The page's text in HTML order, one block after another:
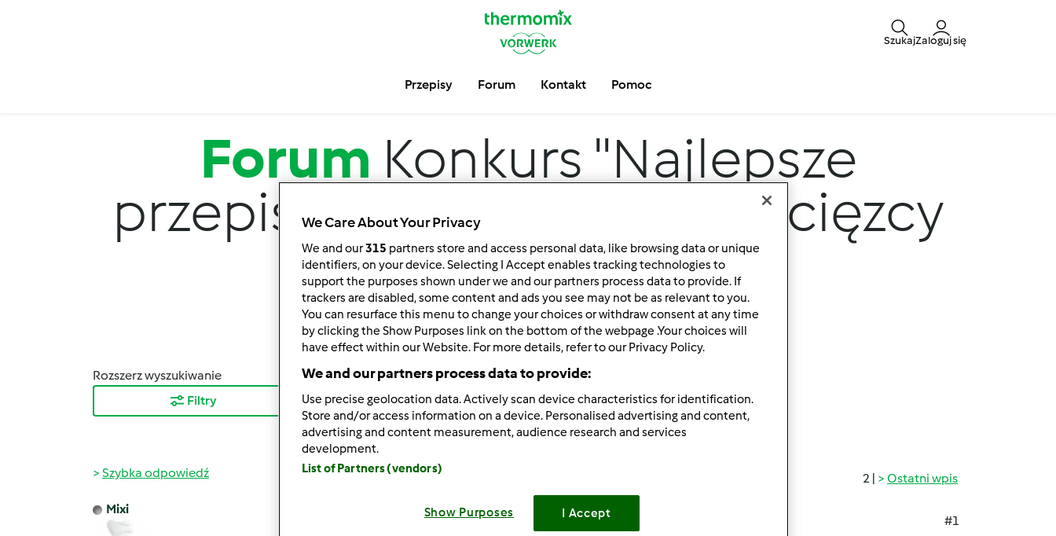
SzukajZaloguj się
Przepisy Forum Kontakt Pomoc
Forum Konkurs "Najlepsze
przepisy Przepisowni" - zwycięzcy
Rozszerz wyszukiwanie
Filtry
Sortuj po:
Najnowsze wyniki
Wyników na stronę:
10
2 | Ostatni wpis
Szybka odpowiedź
Mixi
pt., 06/03/2011 - 09:19
#1
We Care About Your Privacy
We and our315 partners store and access personal data, like browsing data or unique
identifiers, on your device. Selecting I Accept enables tracking technologies to
support the purposes shown under we and our partners process data to provide. If
trackers are disabled, some content and ads you see may not be as relevant to you.
You can resurface this menu to change your choices or withdraw consent at any time
by clicking the Show Purposes link on the bottom of the webpage .Your choices will
have effect within our Website. For more details, refer to our Privacy Policy.
We and our partners process data to provide:
Use precise geolocation data. Actively scan device characteristics for identification.
Store and/or access information on a device. Personalised advertising and content,
advertising and content measurement, audience research and services
development.
List of Partners (vendors)
Show Purposes I Accept